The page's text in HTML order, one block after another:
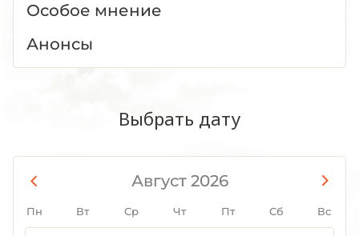
Особое мнение
Анонсы
Выбрать дату
Август 2026
Пн Вт Ср Чт Пт Сб Вс